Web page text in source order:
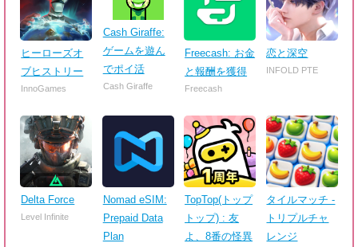
ヒーローズオ
ブヒストリー
InnoGames
Cash Giraffe:
ゲームを遊ん
でポイ活
Cash Giraffe
Freecash: お金
と報酬を獲得
Freecash
恋と深空
INFOLD PTE
Delta Force
Level Infinite
Nomad eSIM:
Prepaid Data
Plan
TopTop(トップ
トップ) : 友
よ、8番の怪異
タイルマッチ -
トリプルチャ
レンジ